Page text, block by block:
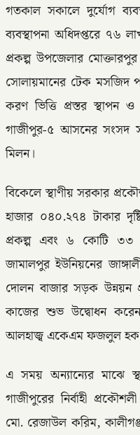
গতকাল সকালে দুর্যোগ
ব্যবস্থাপনা অধিদপ্তরে ৭৬
প্রকল্প উপজেলার
সোলায়মানের টেক মসজিদ
করণ ভিত্তি প্রস্তর স্থাপন
গাজীপুর-৫ আসনের
মিলন।
বিকেলে স্থাণীয় সরকার
হাজার ০৪০.২৭৪ টাকার
প্রকল্প এবং ৬ কোটি ৩৩
জামালপুর ইউনিয়নের
দোলন বাজার সড়ক উন্নয়ন
কাজের শুভ উদ্বোধন
আলহাজ্ব একেএম ফজলুল হক
এ সময় অন্যান্যের মাঝে
গাজীপুরের নির্বাহী
মো. রেজাউল করিম,